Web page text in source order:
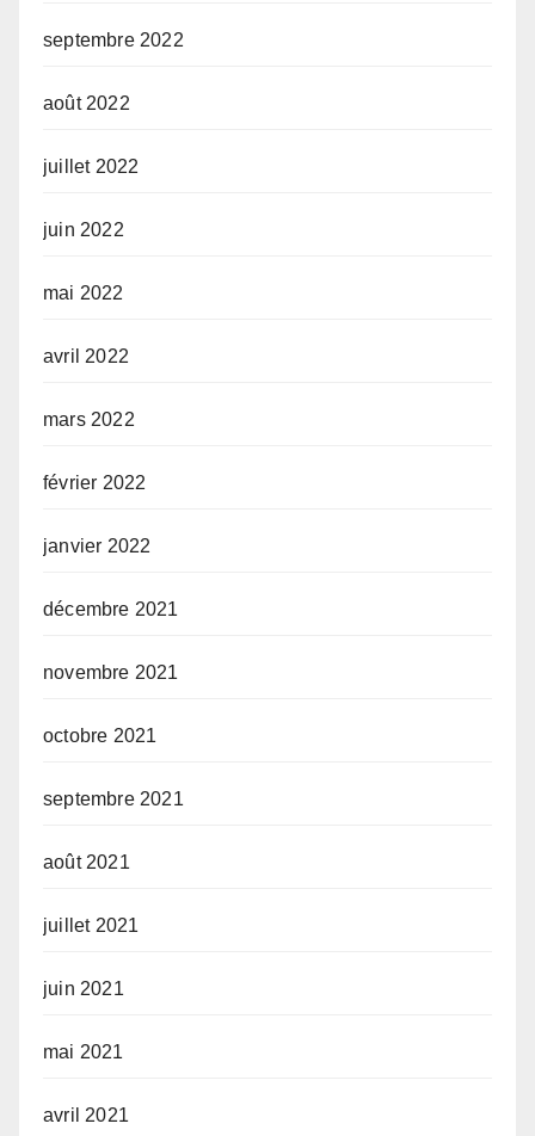
septembre 2022
août 2022
juillet 2022
juin 2022
mai 2022
avril 2022
mars 2022
février 2022
janvier 2022
décembre 2021
novembre 2021
octobre 2021
septembre 2021
août 2021
juillet 2021
juin 2021
mai 2021
avril 2021